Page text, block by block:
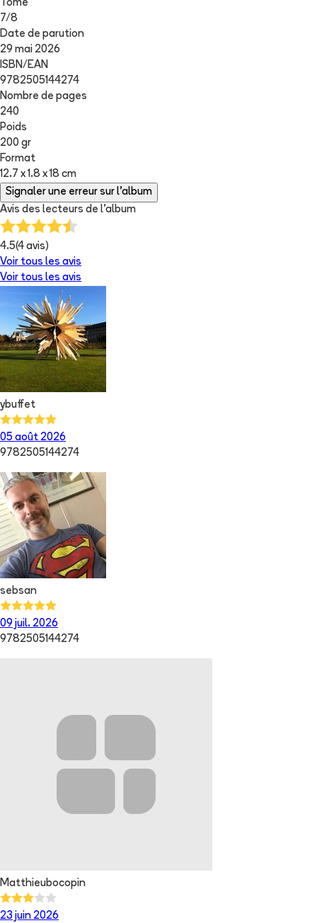
Tome
7/8
Date de parution
29 mai 2026
ISBN/EAN
9782505144274
Nombre de pages
240
Poids
200 gr
Format
12.7 x 1.8 x 18 cm
Signaler une erreur sur l'album
Avis des lecteurs de l'album
4.5(4 avis)
Voir tous les avis
Voir tous les avis
ybuffet
05 août 2026
9782505144274
sebsan
09 juil. 2026
9782505144274
Matthieubocopin
23 juin 2026